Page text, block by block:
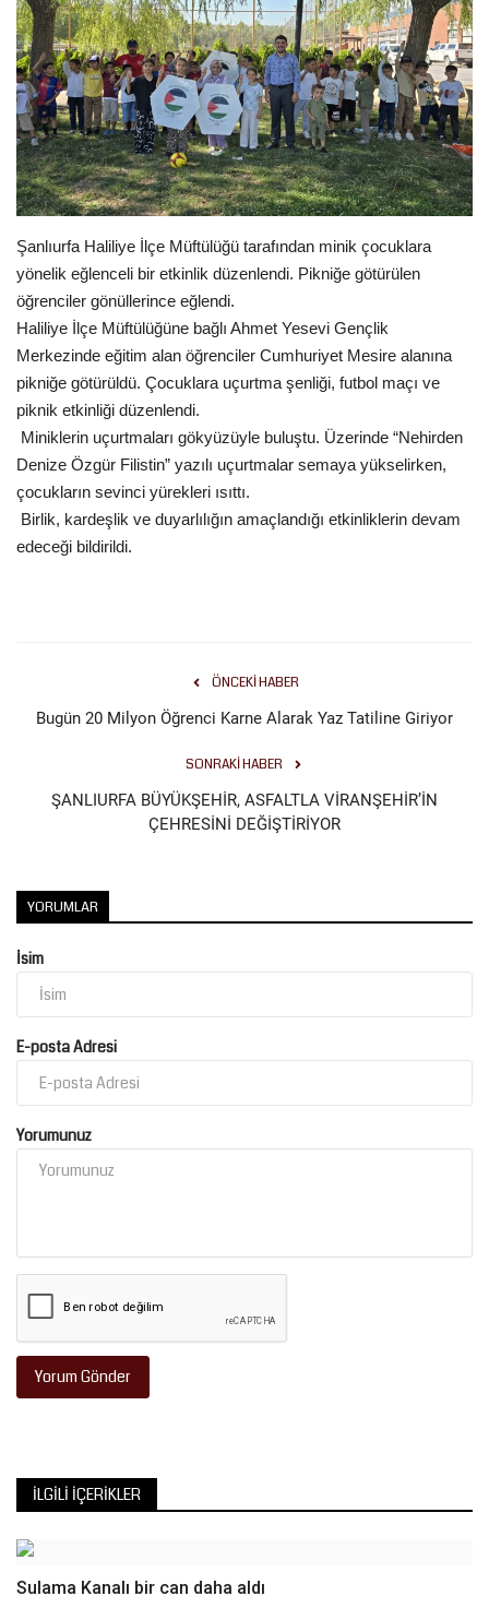
Gündem
Tekno Bilim
Ekonomi
Galeriler
Siyaset
Künye
Yaşam
Sağlık
İletişim
Kültür Sanat
Şanlıurfa Haliliye İlçe Müftülüğü tarafından minik çocuklara
yönelik eğlenceli bir etkinlik düzenlendi. Pikniğe götürülen
öğrenciler gönüllerince eğlendi.
Haliliye İlçe Müftülüğüne bağlı Ahmet Yesevi Gençlik
Merkezinde eğitim alan öğrenciler Cumhuriyet Mesire alanına
pikniğe götürüldü. Çocuklara uçurtma şenliği, futbol maçı ve
piknik etkinliği düzenlendi.
Miniklerin uçurtmaları gökyüzüyle buluştu. Üzerinde “Nehirden
Denize Özgür Filistin” yazılı uçurtmalar semaya yükselirken,
çocukların sevinci yürekleri ısıttı.
Birlik, kardeşlik ve duyarlılığın amaçlandığı etkinliklerin devam
edeceği bildirildi.
ÖNCEKI HABER
Bugün 20 Milyon Öğrenci Karne Alarak Yaz Tatiline Giriyor
SONRAKI HABER
ŞANLIURFA BÜYÜKŞEHİR, ASFALTLA VİRANŞEHİR’İN
ÇEHRESİNİ DEĞİŞTİRİYOR
YORUMLAR
İsim
E-posta Adresi
Yorumunuz
Yorum Gönder
İLGILI İÇERIKLER
Sulama Kanalı bir can daha aldı